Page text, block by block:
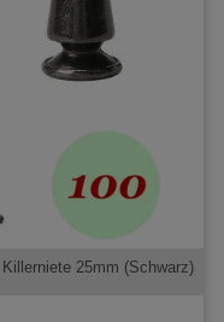
25mm (Schwarz)